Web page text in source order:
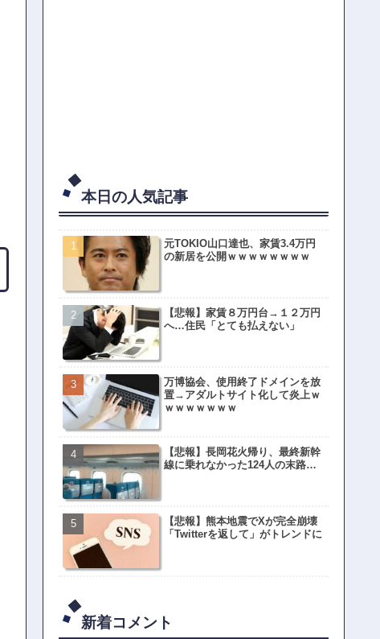
本日の人気記事
元TOKIO山口達也、家賃3.4万円
の新居を公開ｗｗｗｗｗｗｗｗ
【悲報】家賃８万円台→１２万円
へ…住民「とても払えない」
万博協会、使用終了ドメインを放
置→アダルトサイト化して炎上ｗ
ｗｗｗｗｗｗｗ
【悲報】長岡花火帰り、最終新幹
線に乗れなかった124人の末路…
【悲報】熊本地震でXが完全崩壊
「Twitterを返して」がトレンドに
新着コメント